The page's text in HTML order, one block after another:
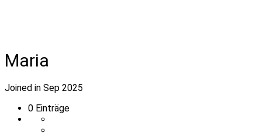
Maria
Joined in Sep 2025
0 Einträge